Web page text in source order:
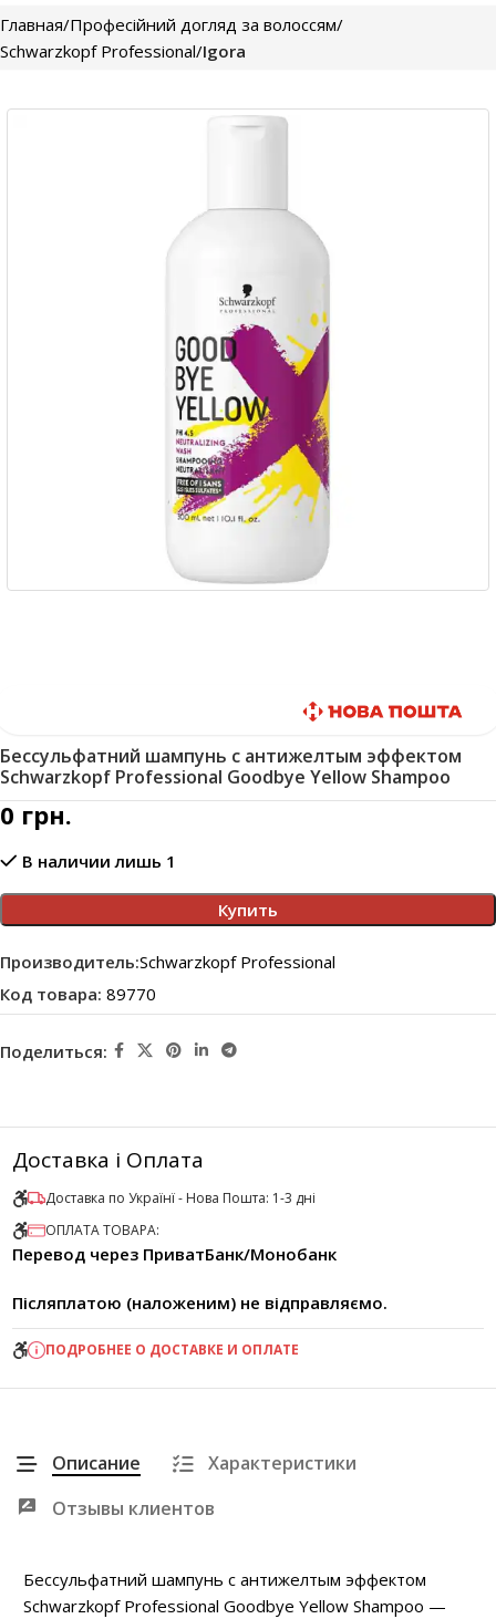
Главная Професійний догляд за волоссям
Schwarzkopf Professional Igora
Бессульфатний шампунь с антижелтым эффектом
Schwarzkopf Professional Goodbye Yellow Shampoo
0 грн.
В наличии лишь 1
Купить
Производитель:Schwarzkopf Professional
Код товара: 89770
Поделиться:
Доставка і Оплата
Доставка по Українї - Нова Пошта: 1-3 дні
ОПЛАТА ТОВАРА:
Перевод через ПриватБанк/Монобанк
Післяплатою (наложеним) не відправляємо.
ПОДРОБНЕЕ О ДОСТАВКЕ И ОПЛАТЕ
Описание
Характеристики
Отзывы клиентов
Бессульфатний шампунь с антижелтым эффектом
Schwarzkopf Professional Goodbye Yellow Shampoo —